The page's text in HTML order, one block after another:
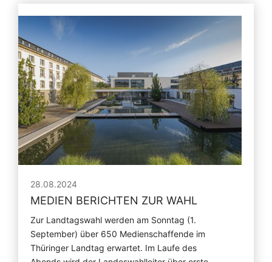
28.08.2024
MEDIEN BERICHTEN ZUR WAHL
Zur Landtagswahl werden am Sonntag (1.
September) über 650 Medienschaffende im
Thüringer Landtag erwartet. Im Laufe des